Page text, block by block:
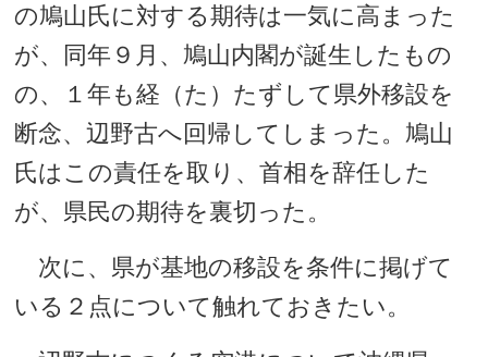
の鳩山氏に対する期待は一気に高まった
が、同年９月、鳩山内閣が誕生したもの
の、１年も経（た）たずして県外移設を
断念、辺野古へ回帰してしまった。鳩山
氏はこの責任を取り、首相を辞任した
が、県民の期待を裏切った。
次に、県が基地の移設を条件に掲げて
いる２点について触れておきたい。